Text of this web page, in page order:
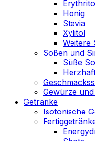
Honig
Stevia
Xylitol
Weitere
Soßen und
Süße
Gewürze und
Getränke
Isotonische